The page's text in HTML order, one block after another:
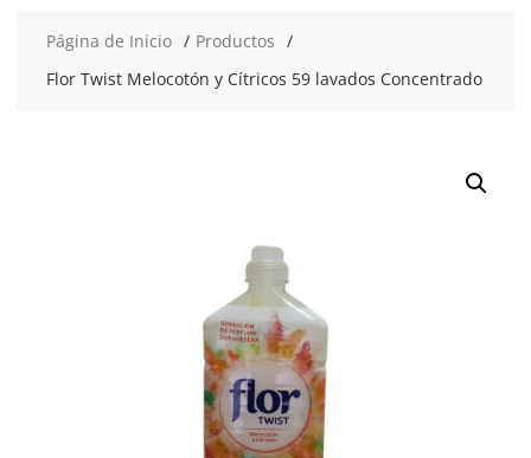
Página de Inicio
Productos
Flor Twist Melocotón y Cítricos 59 lavados Concentrado